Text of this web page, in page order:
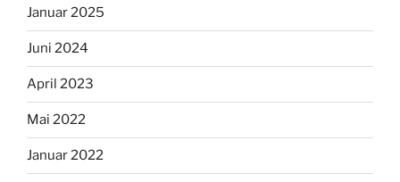
Januar 2025
Juni 2024
April 2023
Mai 2022
Januar 2022